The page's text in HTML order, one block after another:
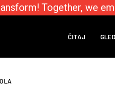
Together, we
ČITAJ